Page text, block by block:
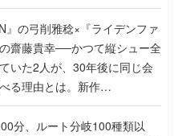
た理由を両ディレクターに聞
』の弓削雅稔×『ライデンファ
齋藤貴幸──かつて縦シュー全
いた2人が、30年後に同じ会
る理由とは。新作
EXTREME』で初タッグを組
ド2人に訊く開発秘話
分、ルート分岐100種類以